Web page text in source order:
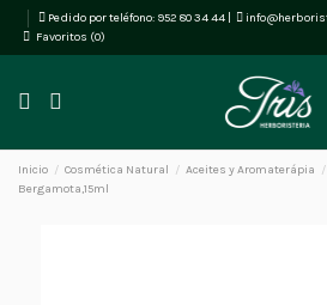
Pedido por teléfono: 952 80 34 44
Favoritos (0)
Inicio Cosmética Natural Aceites y Aromaterápia
Bergamota,15ml